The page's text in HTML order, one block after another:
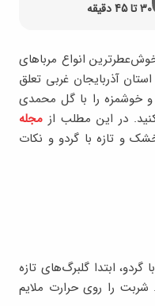
30 تا 45 دقیقه
انواع مرباهای
آذربایجان غربی تعلق
و خوشمزه را با گل محمدی
در این مطلب از مجله
و تازه با گردو و نکات
ابتدا گلبرگ‌های تازه
را روی حرارت ملایم